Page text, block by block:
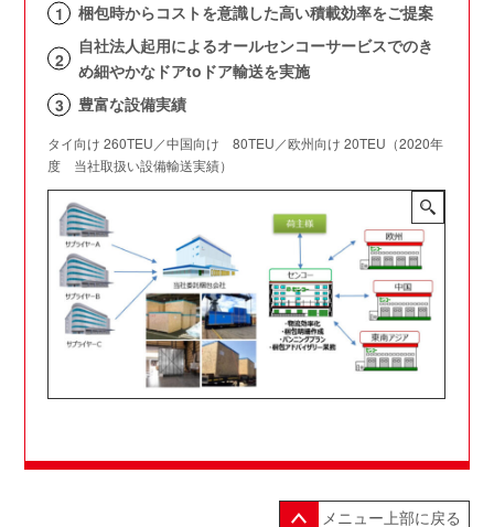
梱包時からコストを意識した高い積載効率をご提案
自社法人起用によるオールセンコーサービスでのき
め細やかなドアtoドア輸送を実施
豊富な設備実績
タイ向け 260TEU／中国向け 80TEU／欧州向け 20TEU（2020年
度 当社取扱い設備輸送実績）
メニュー上部に戻る